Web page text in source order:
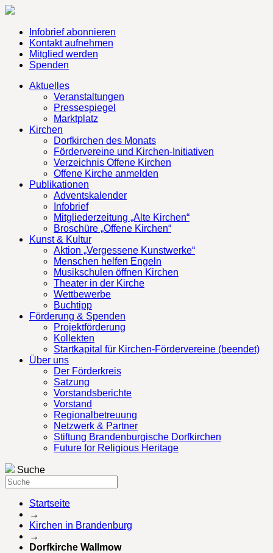
Infobrief abonnieren
Kontakt aufnehmen
Mitglied werden
Spenden
Aktuelles
Veranstaltungen
Pressespiegel
Marktplatz
Kirchen
Dorfkirchen des Monats
Fördervereine und Kirchen-Initiativen
Verzeichnis Offene Kirchen
Offene Kirche anmelden
Publikationen
Adventskalender
Infobrief
Mitgliederzeitung „Alte Kirchen“
Broschüre „Offene Kirchen“
Kunst & Kultur
Aktion „Vergessene Kunstwerke“
Menschen helfen Engeln
Musikschulen öffnen Kirchen
Theater in der Kirche
Wettbewerbe
Buchtipp
Förderung & Spenden
Projektförderung
Kollekten
Startkapital für Kirchen-Fördervereine (beendet)
Über uns
Der Förderkreis
Satzung
Vorstandsberichte
Vorstand
Regionalbetreuung
Netzwerk & Partner
Stiftung Brandenburgische Dorfkirchen
Future for Religious Heritage
Suche
Startseite
→
Kirchen in Brandenburg
→
Dorfkirche Wallmow